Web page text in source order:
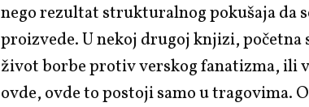
nego rezultat strukturalnog pokušaja da
proizvede. U nekoj drugoj knjizi, početna
život borbe protiv verskog fanatizma, ili
ovde, ovde to postoji samo u tragovima.